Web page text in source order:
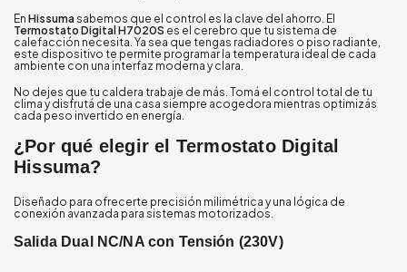
En Hissuma sabemos que el control es la clave del ahorro. El
Termostato Digital H7020S es el cerebro que tu sistema de
calefacción necesita. Ya sea que tengas radiadores o piso radiante,
este dispositivo te permite programar la temperatura ideal de cada
ambiente con una interfaz moderna y clara.
No dejes que tu caldera trabaje de más. Tomá el control total de tu
clima y disfrutá de una casa siempre acogedora mientras optimizás
cada peso invertido en energía.
¿Por qué elegir el Termostato Digital
Hissuma?
Diseñado para ofrecerte precisión milimétrica y una lógica de
conexión avanzada para sistemas motorizados.
Salida Dual NC/NA con Tensión (230V)